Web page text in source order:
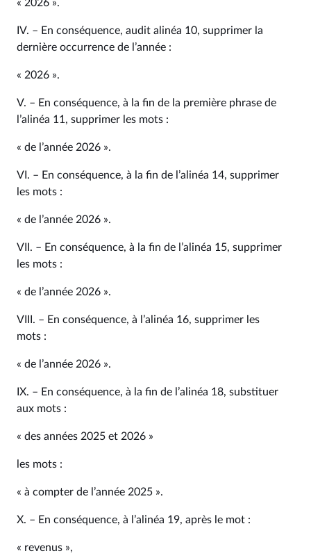
« 2026 ».
IV. – En conséquence, audit alinéa 10, supprimer la
dernière occurrence de l’année :
« 2026 ».
V. – En conséquence, à la fin de la première phrase de
l’alinéa 11, supprimer les mots :
« de l’année 2026 ».
VI. – En conséquence, à la fin de l’alinéa 14, supprimer
les mots :
« de l’année 2026 ».
VII. – En conséquence, à la fin de l’alinéa 15, supprimer
les mots :
« de l’année 2026 ».
VIII. – En conséquence, à l’alinéa 16, supprimer les
mots :
« de l’année 2026 ».
IX. – En conséquence, à la fin de l’alinéa 18, substituer
aux mots :
« des années 2025 et 2026 »
les mots :
« à compter de l’année 2025 ».
X. – En conséquence, à l’alinéa 19, après le mot :
« revenus »,